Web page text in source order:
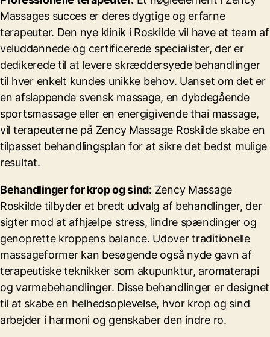
Massages succes er deres dygtige og erfarne
terapeuter. Den nye klinik i Roskilde vil have et team af
veluddannede og certificerede specialister, der er
dedikerede til at levere skræddersyede behandlinger
til hver enkelt kundes unikke behov. Uanset om det er
en afslappende svensk massage, en dybdegående
sportsmassage eller en energigivende thai massage,
vil terapeuterne på Zency Massage Roskilde skabe en
tilpasset behandlingsplan for at sikre det bedst mulige
resultat.
Behandlinger for krop og sind: Zency Massage
Roskilde tilbyder et bredt udvalg af behandlinger, der
sigter mod at afhjælpe stress, lindre spændinger og
genoprette kroppens balance. Udover traditionelle
massageformer kan besøgende også nyde gavn af
terapeutiske teknikker som akupunktur, aromaterapi
og varmebehandlinger. Disse behandlinger er designet
til at skabe en helhedsoplevelse, hvor krop og sind
arbejder i harmoni og genskaber den indre ro.